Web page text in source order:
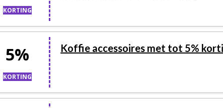
KORTING
5%
KORTING
Koffie accessoires met tot 5%